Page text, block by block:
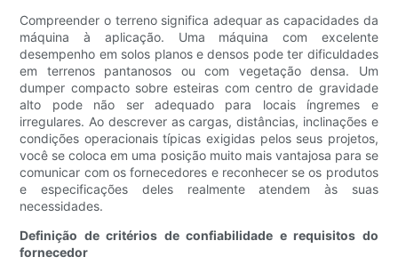
Compreender o terreno significa adequar as capacidades da
máquina à aplicação. Uma máquina com excelente
desempenho em solos planos e densos pode ter dificuldades
em terrenos pantanosos ou com vegetação densa. Um
dumper compacto sobre esteiras com centro de gravidade
alto pode não ser adequado para locais íngremes e
irregulares. Ao descrever as cargas, distâncias, inclinações e
condições operacionais típicas exigidas pelos seus projetos,
você se coloca em uma posição muito mais vantajosa para se
comunicar com os fornecedores e reconhecer se os produtos
e especificações deles realmente atendem às suas
necessidades.
Definição de critérios de confiabilidade e requisitos do
fornecedor